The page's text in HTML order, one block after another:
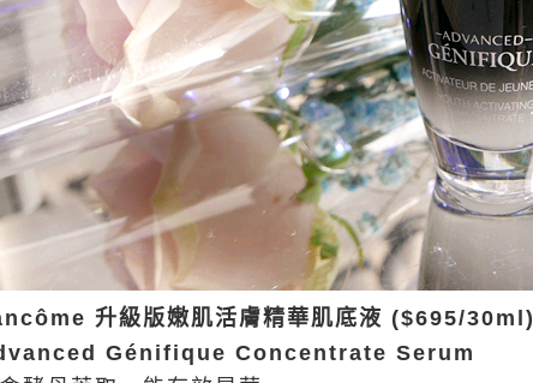
升級版嫩肌活膚精華肌底液 ($695/30ml)
Génifique Concentrate Serum